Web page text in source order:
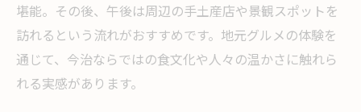
堪能。その後、午後は周辺の手土産店や景観スポットを
訪れるという流れがおすすめです。地元グルメの体験を
通じて、今治ならではの食文化や人々の温かさに触れら
れる実感があります。